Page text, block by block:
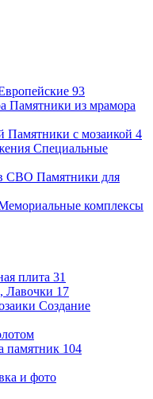
93
Памятники из мрамора
Памятники с мозаикой 4
Специальные
Памятники для
комплексы
плита 31
Лавочки 17
Создание
памятник 104
и фото